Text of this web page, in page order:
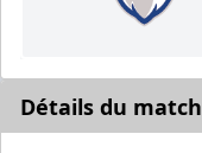
Détails du match